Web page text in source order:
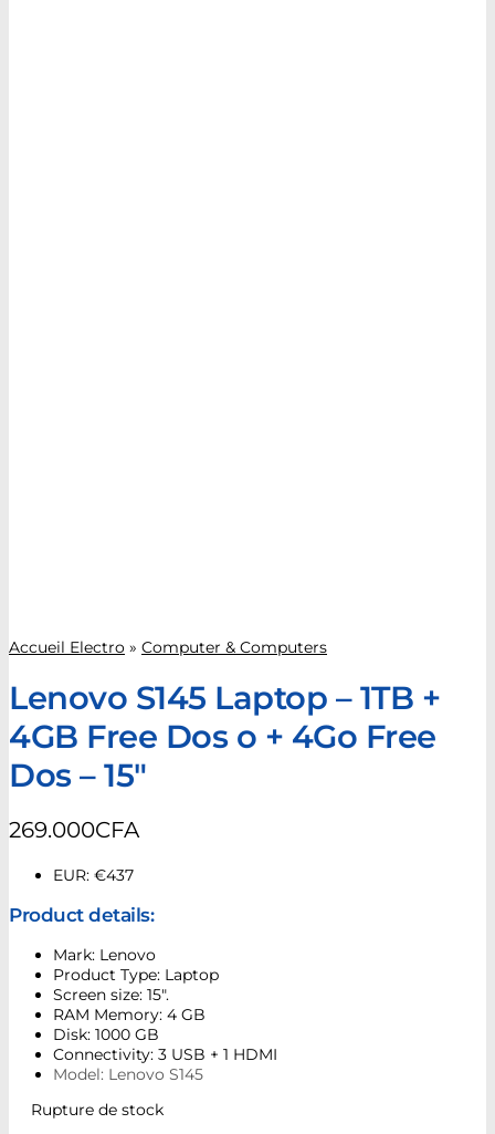
Accueil Electro » Computer & Computers
Lenovo S145 Laptop – 1TB +
4GB Free Dos o + 4Go Free
Dos – 15″
269.000CFA
EUR: €437
Product details:
Mark: Lenovo
Product Type: Laptop
Screen size: 15″.
RAM Memory: 4 GB
Disk: 1000 GB
Connectivity: 3 USB + 1 HDMI
Model: Lenovo S145
Rupture de stock